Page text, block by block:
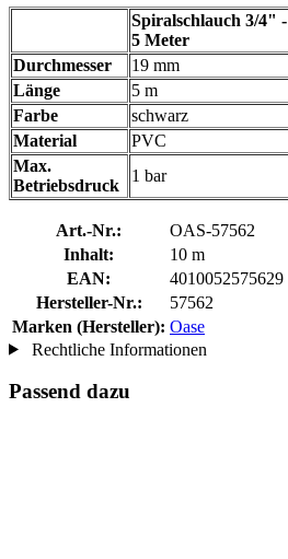
Spiralschlauch 3/4" -
5 Meter
Durchmesser
19 mm
Länge
5 m
Farbe
schwarz
Material
PVC
Max.
Betriebsdruck
1 bar
Art.-Nr.:
OAS-57562
Inhalt:
10 m
EAN:
4010052575629
Hersteller-Nr.:
57562
Marken (Hersteller): Oase
Rechtliche Informationen
Passend dazu